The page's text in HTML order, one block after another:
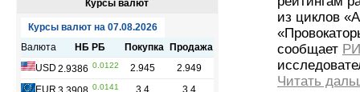
Курсы валют
из циклов
сообщает
Читать